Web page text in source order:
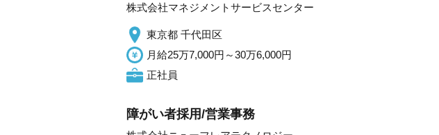
株式会社マネジメントサービスセンター
東京都 千代田区
月給25万7,000円～30万6,000円
正社員
障がい者採用/営業事務